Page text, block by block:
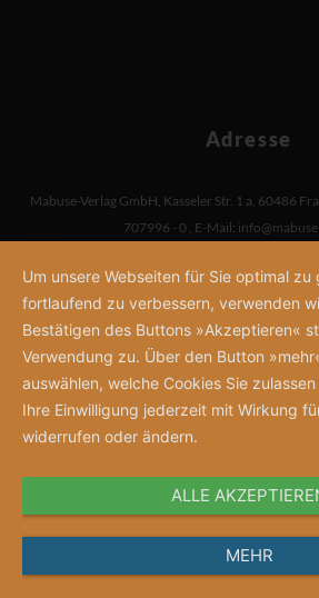
Adresse
Mabuse-Verlag GmbH, Kasseler Str. 1 a, 60486
707996 - 0 , E-Mail:
Um unsere Webseiten für Sie optimal zu
fortlaufend zu verbessern, verwenden
Bestätigen des Buttons »Akzeptieren«
Verwendung zu. Über den Button
auswählen, welche Cookies Sie
Ihre Einwilligung jederzeit mit Wirkung
widerrufen oder ändern.
ALLE
MEHR